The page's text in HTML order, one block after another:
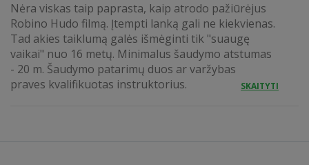
Nėra viskas taip paprasta, kaip atrodo pažiūrėjus
Robino Hudo filmą. Įtempti lanką gali ne kiekvienas.
Tad akies taiklumą galės išmėginti tik "suaugę
vaikai" nuo 16 metų. Minimalus šaudymo atstumas
- 20 m. Šaudymo patarimų duos ar varžybas
praves kvalifikuotas instruktorius.
SKAITYTI